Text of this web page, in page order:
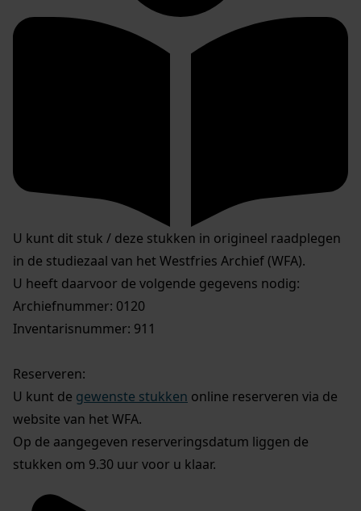
U kunt dit stuk / deze stukken in origineel raadplegen
in de studiezaal van het Westfries Archief (WFA).
U heeft daarvoor de volgende gegevens nodig:
Archiefnummer: 0120
Inventarisnummer: 911
Reserveren:
U kunt de gewenste stukken online reserveren via de
website van het WFA.
Op de aangegeven reserveringsdatum liggen de
stukken om 9.30 uur voor u klaar.